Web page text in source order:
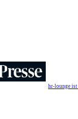
hr-lounge ist